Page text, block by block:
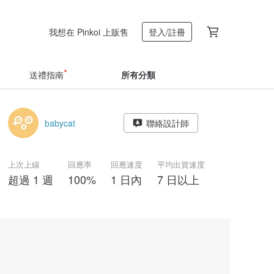
我想在 Pinkoi 上販售 登入/註冊
送禮指南 所有分類
babycat 聯絡設計師
上次上線
超過 1 週
回應率
100%
回應速度
1 日內
平均出貨速度
7 日以上